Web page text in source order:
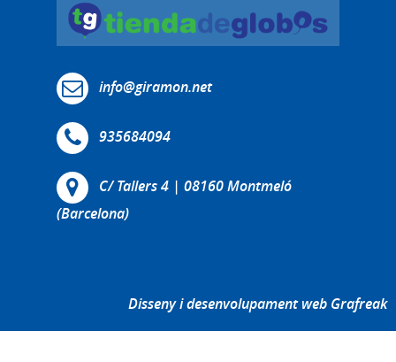
info@giramon.net
935684094
C/ Tallers 4 | 08160 Montmeló
(Barcelona)
Disseny i desenvolupament web Grafreak